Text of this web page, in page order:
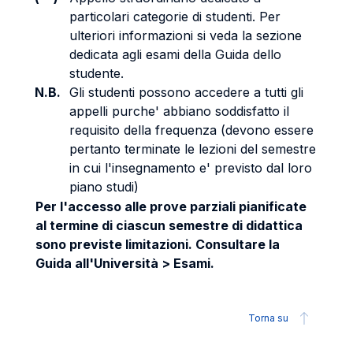
particolari categorie di studenti. Per
ulteriori informazioni si veda la sezione
dedicata agli esami della Guida dello
studente.
N.B. Gli studenti possono accedere a tutti gli
appelli purche' abbiano soddisfatto il
requisito della frequenza (devono essere
pertanto terminate le lezioni del semestre
in cui l'insegnamento e' previsto dal loro
piano studi)
Per l'accesso alle prove parziali pianificate
al termine di ciascun semestre di didattica
sono previste limitazioni. Consultare la
Guida all'Università > Esami.
Torna su